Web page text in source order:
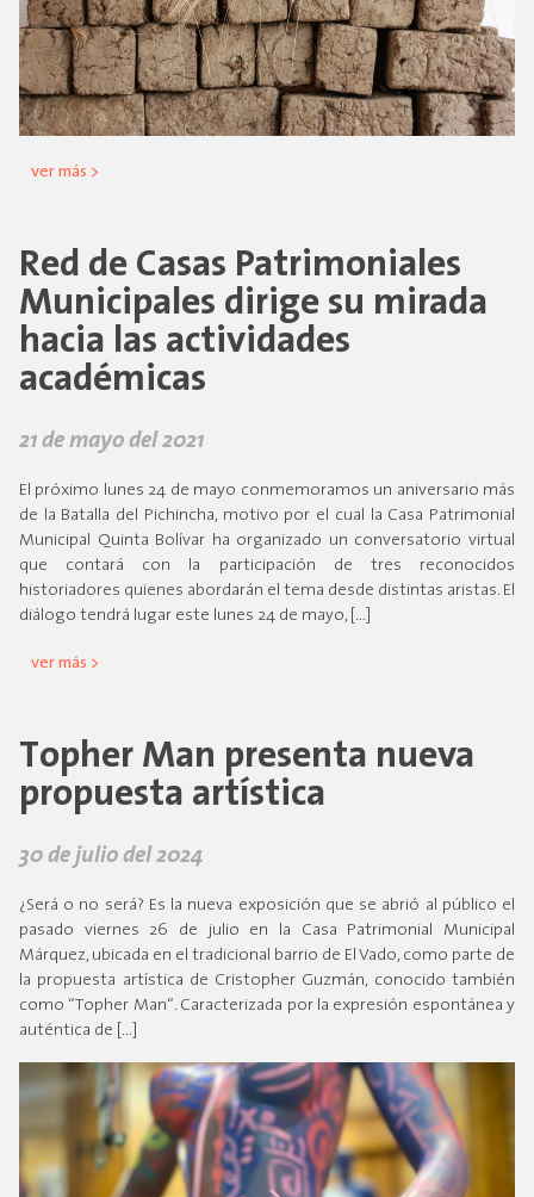
ver más >
Red de Casas Patrimoniales
Municipales dirige su mirada
hacia las actividades
académicas
21 de mayo del 2021
El próximo lunes 24 de mayo conmemoramos un aniversario más
de la Batalla del Pichincha, motivo por el cual la Casa Patrimonial
Municipal Quinta Bolívar ha organizado un conversatorio virtual
que contará con la participación de tres reconocidos
historiadores quienes abordarán el tema desde distintas aristas. El
diálogo tendrá lugar este lunes 24 de mayo, […]
ver más >
Topher Man presenta nueva
propuesta artística
30 de julio del 2024
¿Será o no será? Es la nueva exposición que se abrió al público el
pasado viernes 26 de julio en la Casa Patrimonial Municipal
Márquez, ubicada en el tradicional barrio de El Vado, como parte de
la propuesta artística de Cristopher Guzmán, conocido también
como “Topher Man“. Caracterizada por la expresión espontánea y
auténtica de […]